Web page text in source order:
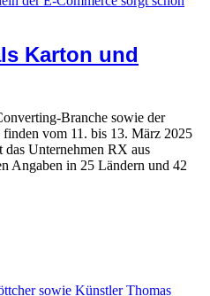
Karton und
Branche sowie der
vom 11. bis 13. März 2025
das Unternehmen RX aus
Angaben in 25 Ländern und 42